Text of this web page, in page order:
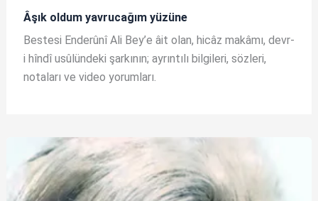
Âşık oldum yavrucağım yüzüne
Bestesi Enderûnî Ali Bey’e âit olan, hicâz makâmı, devr-
i hîndî usûlündeki şarkının; ayrıntılı bilgileri, sözleri,
notaları ve video yorumları.